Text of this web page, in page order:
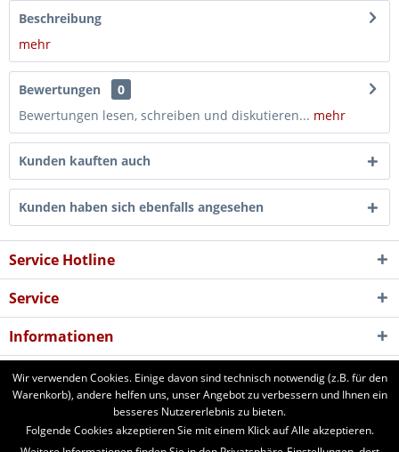
Beschreibung
mehr
Bewertungen
0
Bewertungen lesen, schreiben und diskutieren... mehr
Kunden kauften auch
Kunden haben sich ebenfalls angesehen
Service Hotline
Service
Informationen
Newsletter
aforst.com - Ihr Fachhändler für Patura Weide- und Stalltechnik,
Weidezäune, Euronetze, electra Weidezaungeräte. 24 Stunden online
Wir verwenden Cookies. Einige davon sind technisch notwendig (z.B. für den
Warenkorb), andere helfen uns, unser Angebot zu verbessern und Ihnen ein
besseres Nutzererlebnis zu bieten.
Folgende Cookies akzeptieren Sie mit einem Klick auf Alle akzeptieren.